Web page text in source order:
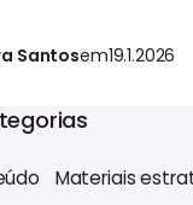
Santosem19.1.2026
Materiais